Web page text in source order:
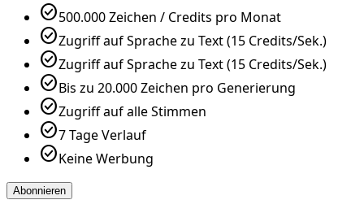
check_circle500.000 Zeichen / Credits pro Monat
check_circleZugriff auf Sprache zu Text (15 Credits/Sek.)
check_circleZugriff auf Sprache zu Text (15 Credits/Sek.)
check_circleBis zu 20.000 Zeichen pro Generierung
check_circleZugriff auf alle Stimmen
check_circle7 Tage Verlauf
check_circleKeine Werbung
Abonnieren